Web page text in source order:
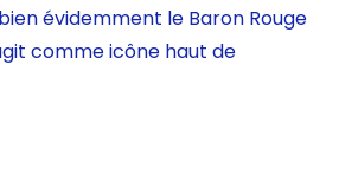
évidemment le Baron Rouge
comme icône haut de